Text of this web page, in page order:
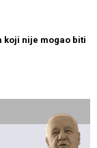
koji nije mogao biti